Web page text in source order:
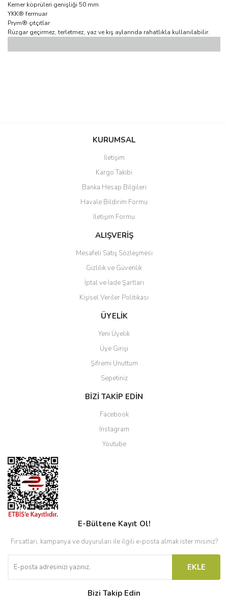
Kemer köprüleri genişliği 50 mm
YKK® fermuar
Prym® çıtçıtlar
Rüzgar geçirmez, terletmez, yaz ve kış aylarında rahatlıkla kullanılabilir.
Bu ürüne ilk yorumu siz yapın!
Ürün resmi kalitesiz, bozuk veya görüntülenemiyor.
Ürün açıklamasında eksik bilgiler bulunuyor.
Ürün bilgilerinde hatalar bulunuyor.
Ürün fiyatı diğer sitelerden daha pahalı.
Bu ürüne benzer farklı alternatifler olmalı.
Gönder
KURUMSAL
İletişim
Kargo Takibi
Banka Hesap Bilgileri
Havale Bildirim Formu
İletişim Formu
ALIŞVERİŞ
Mesafeli Satış Sözleşmesi
Gizlilik ve Güvenlik
İptal ve İade Şartları
Kişisel Veriler Politikası
ÜYELİK
Yeni Üyelik
Üye Girişi
Şifremi Unuttum
Sepetiniz
BİZİ TAKİP EDİN
Facebook
Instagram
Youtube
E-Bültene Kayıt Ol!
Fırsatları, kampanya ve duyuruları ile ilgili e-posta almak ister misiniz?
EKLE
Bizi Takip Edin